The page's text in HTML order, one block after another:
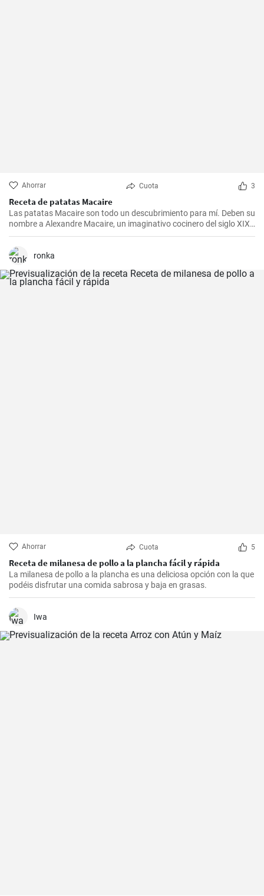
Ahorrar Cuota 3
Receta de patatas Macaire
Las patatas Macaire son todo un descubrimiento para mí. Deben su
nombre a Alexandre Macaire, un imaginativo cocinero del siglo XIX.
Este plato de patatas de sabor exquisito es en realidad muy sencillo
y sólo requiere unos pocos ingredientes. Es lo que más me gusta
cocinar con mi familia los fines de semana, cuando podemos
¡tendrás una sabrosa receta de guarnición en tu repertorio culinario
en un abrir y cerrar de ojos!
ronka
Ahorrar Cuota 5
Receta de milanesa de pollo a la plancha fácil y rápida
La milanesa de pollo a la plancha es una deliciosa opción con la que
podéis disfrutar una comida sabrosa y baja en grasas.
Iwa